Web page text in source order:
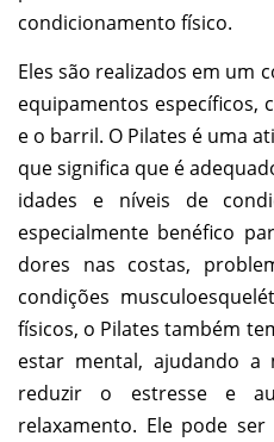
condicionamento físico.
Eles são realizados em um
equipamentos específicos,
e o barril. O Pilates é uma
que significa que é
idades e níveis de
especialmente benéfico
dores nas costas,
condições
físicos, o Pilates também
estar mental, ajudando a
reduzir o estresse e
relaxamento. Ele pode